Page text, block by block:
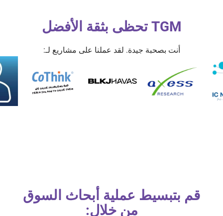
TGM تحظى بثقة الأفضل
أنت بصحبة جيدة. لقد عملنا على مشاريع لـ:
قم بتبسيط عملية أبحاث السوق
من خلال: